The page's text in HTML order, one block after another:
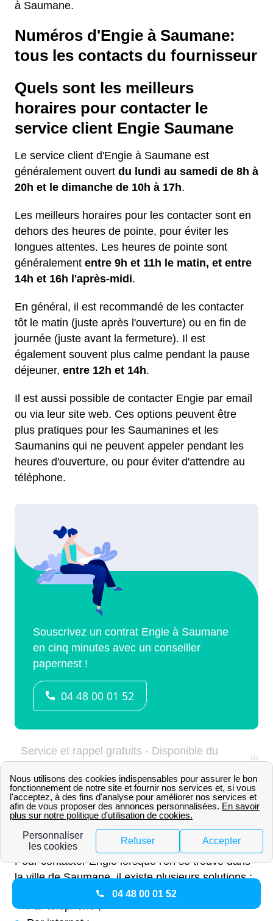
à Saumane.
Numéros d'Engie à Saumane:
tous les contacts du fournisseur
Quels sont les meilleurs
horaires pour contacter le
service client Engie Saumane
Le service client d'Engie à Saumane est
généralement ouvert du lundi au samedi de 8h à
20h et le dimanche de 10h à 17h.
Les meilleurs horaires pour les contacter sont en
dehors des heures de pointe, pour éviter les
longues attentes. Les heures de pointe sont
généralement entre 9h et 11h le matin, et entre
14h et 16h l'après-midi.
En général, il est recommandé de les contacter
tôt le matin (juste après l'ouverture) ou en fin de
journée (juste avant la fermeture). Il est
également souvent plus calme pendant la pause
déjeuner, entre 12h et 14h.
Il est aussi possible de contacter Engie par email
ou via leur site web. Ces options peuvent être
plus pratiques pour les Saumanines et les
Saumanins qui ne peuvent appeler pendant les
heures d'ouverture, ou pour éviter d'attendre au
téléphone.
Quels sont les numéros de
téléphone d'Engie à Saumane ?
Pour contacter Engie lorsque l'on se trouve dans
la ville de Saumane, il existe plusieurs solutions :
04 48 00 01 52